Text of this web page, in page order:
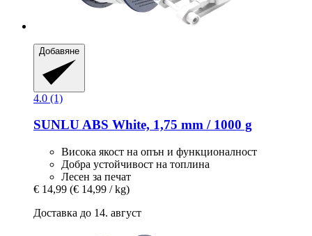
Добавяне
4.0 (1)
SUNLUABS White, 1,75 mm / 1000 g
Висока якост на опън и функционалност
Добра устойчивост на топлина
Лесен за печат
€ 14,99 (€ 14,99 / kg)
Доставка до 14. август